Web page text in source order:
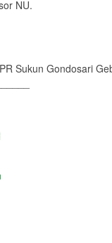
NU.
Sukun Gondosari